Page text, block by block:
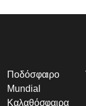
Ποδόσφαιρο
Mundial
Καλαθόσφαιρα